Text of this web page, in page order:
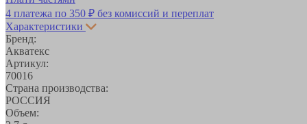
4 платежа по 350 ₽ без комиссий и переплат
Характеристики
Бренд:
Акватекс
Артикул:
70016
Страна производства:
РОССИЯ
Объем: